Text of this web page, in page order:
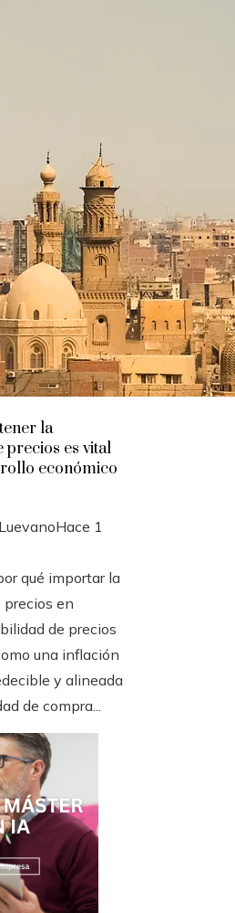
la
precios es vital
económico
Hace 1
qué importar la
en
de precios
una inflación
y alineada
de compra...